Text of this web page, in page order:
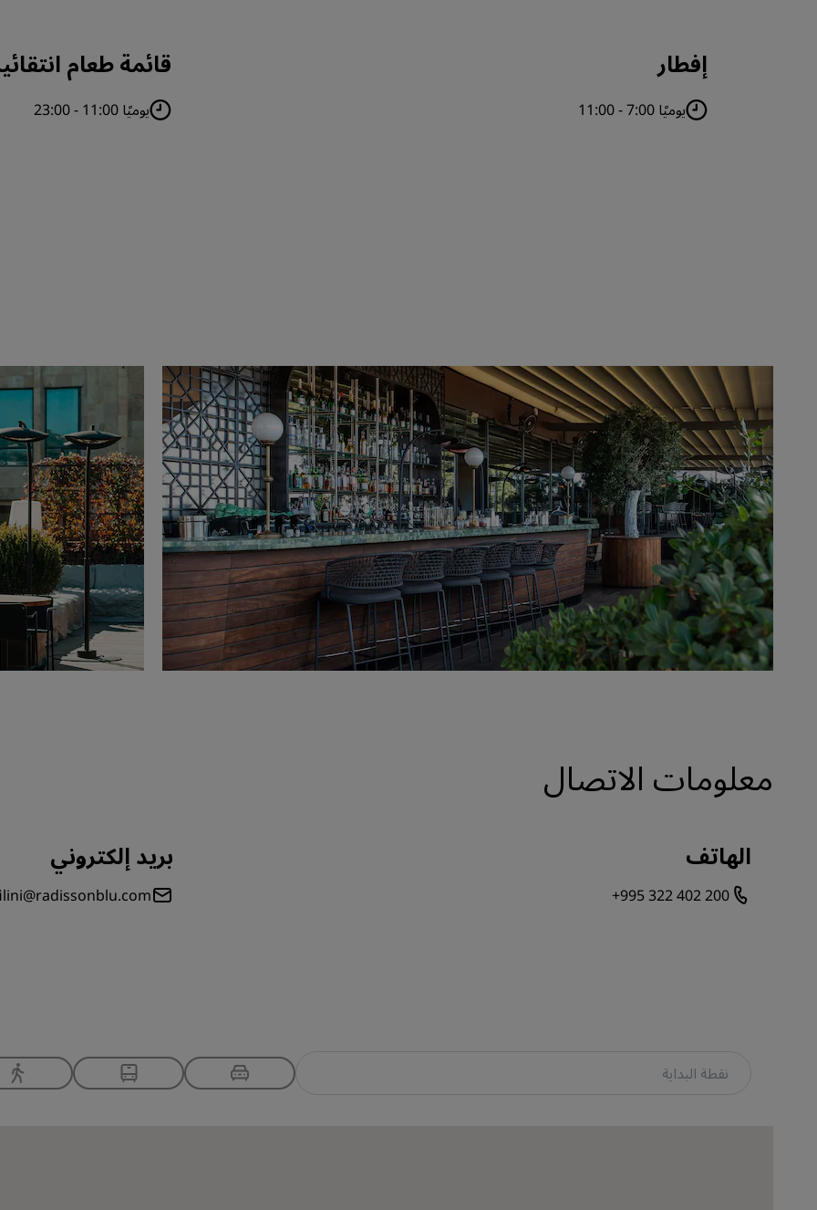
إفطار
يوميًا 7:00 - 11:00
قائمة طعام
يوميًا 11:00 - 23:00
معلومات الاتصال
الهاتف
+995 322 402 200
بريد إلكتروني